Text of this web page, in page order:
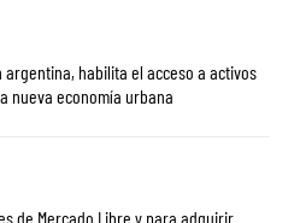
el acceso a activos
nueva economía urbana
de Mercado Libre y para adquirir